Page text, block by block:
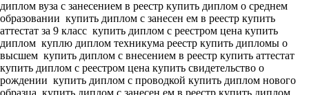
диплом вуза с занесением в реестр купить диплом о среднем
образовании купить диплом с занесен ем в реестр купить
аттестат за 9 класс купить диплом с реестром цена купить
диплом куплю диплом техникума реестр купить дипломы о
высшем купить диплом с внесением в реестр купить аттестат
купить диплом с реестром цена купить свидетельство о
рождении купить диплом с проводкой купить диплом нового
образца купить диплом с занесен ем в реестр купить диплом